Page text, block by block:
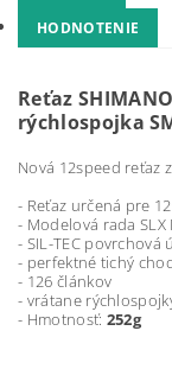
HODNOTENIE
Reťaz
rýchlospojka
Nová 12speed reťaz
- Reťaz určená pre
- Modelová rada SLX
- SIL-TEC povrchová
- perfektné tichý
- 126 článkov
- vrátane
- Hmotnosť: 252g